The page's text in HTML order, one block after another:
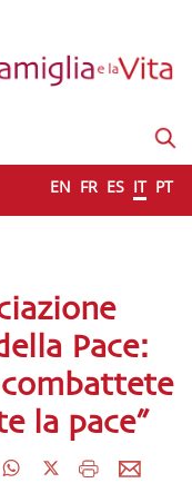
EN FR ES IT PT
Pace:
la pace”